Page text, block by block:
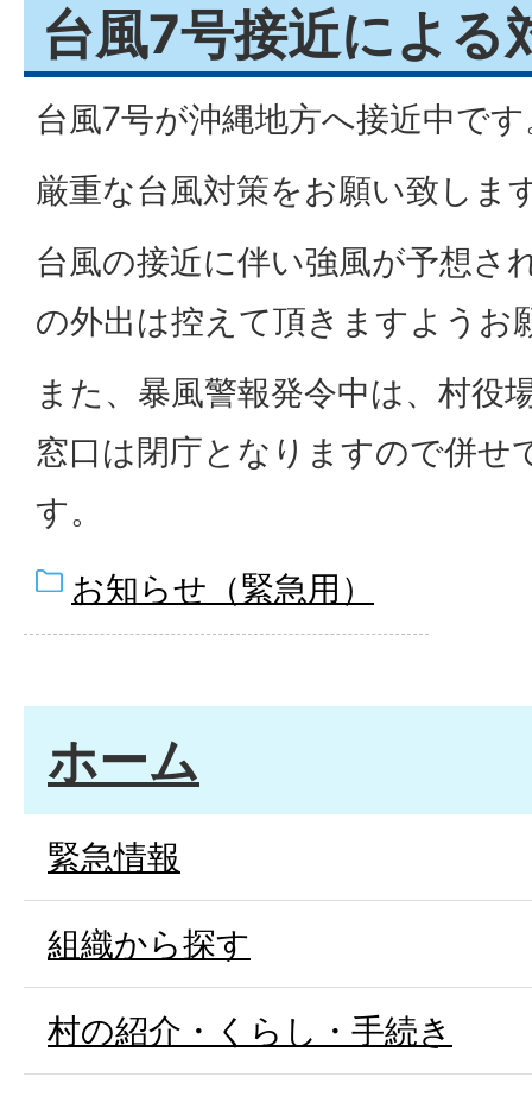
台風7号接近による
台風7号が沖縄地方へ接近中で
厳重な台風対策をお願い致しま
台風の接近に伴い強風が予想さ
の外出は控えて頂きますようお
また、暴風警報発令中は、村役
窓口は閉庁となりますので併せ
す。
お知らせ（緊急用）
ホーム
緊急情報
組織から探す
村の紹介・くらし・手続き